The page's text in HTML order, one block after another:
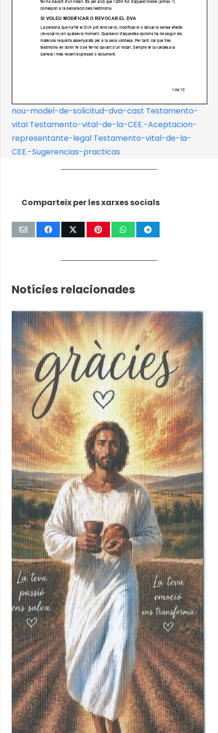
nou-model-de-solicitud-dva-cast Testamento-
vital Testamento-vital-de-la-CEE.-Aceptacion-
representante-legal Testamento-vital-de-la-
CEE.-Sugerencias-practicas
Comparteix per les xarxes socials
Notícies relacionades